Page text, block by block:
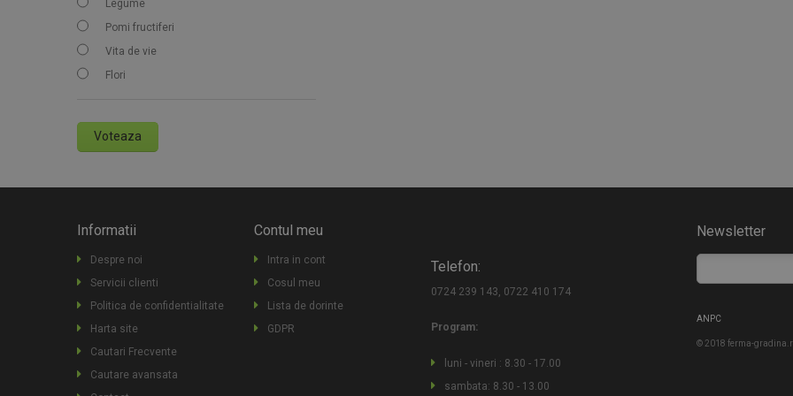
Legume
Pomi fructiferi
Vita de vie
Flori
Voteaza
Informatii
Despre noi
Servicii clienti
Politica de confidentialitate
Harta site
Cautari Frecvente
Cautare avansata
Contul meu
Intra in cont
Cosul meu
Lista de dorinte
GDPR
Telefon:
0724 239 143, 0722 410 174
Program:
luni - vineri : 8.30 - 17.00
sambata: 8.30 - 13.00
Newsletter
ANPC
© 2018 ferma-